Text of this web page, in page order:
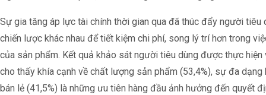
Sự gia tăng áp lực tài chính thời gian qua đã thúc đẩy người tiêu
chiến lược khác nhau để tiết kiệm chi phí, song lý trí hơn trong
của sản phẩm. Kết quả khảo sát người tiêu dùng được thực
cho thấy khía cạnh về chất lượng sản phẩm (53,4%), sự đa dạng
bán lẻ (41,5%) là những ưu tiên hàng đầu ảnh hưởng đến quyết